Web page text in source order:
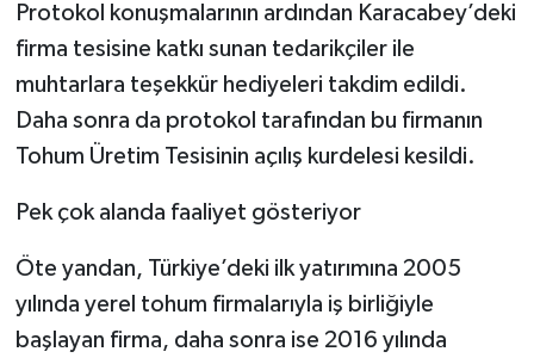
Protokol konuşmalarının ardından Karacabey’deki
firma tesisine katkı sunan tedarikçiler ile
muhtarlara teşekkür hediyeleri takdim edildi.
Daha sonra da protokol tarafından bu firmanın
Tohum Üretim Tesisinin açılış kurdelesi kesildi.
Pek çok alanda faaliyet gösteriyor
Öte yandan, Türkiye’deki ilk yatırımına 2005
yılında yerel tohum firmalarıyla iş birliğiyle
başlayan firma, daha sonra ise 2016 yılında